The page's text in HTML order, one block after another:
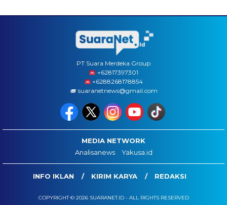
PT Suara Merdeka Group
‪+62817397301
+6288268178854
suaranetnews@gmail.com
MEDIA NETWORK
Analisanews
Yakusa.id
INFO IKLAN KIRIM KARYA REDAKSI
COPYRIGHT © 2026 SUARANET.ID - ALL RIGHTS RESERVED